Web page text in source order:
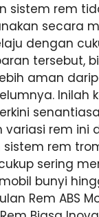
sistem rem
secara
dengan
tersebut,
aman
Inilah
senantiasa
variasi rem ini
rem
sering
bunyi
Rem ABS